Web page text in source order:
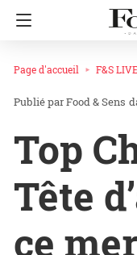
Page d'accueil F&S LIVE
Food & Sens
Top
Tête
ce